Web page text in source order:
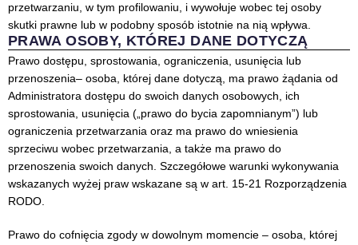
przetwarzaniu, w tym profilowaniu, i wywołuje wobec tej osoby
skutki prawne lub w podobny sposób istotnie na nią wpływa.
PRAWA OSOBY, KTÓREJ DANE DOTYCZĄ
Prawo dostępu, sprostowania, ograniczenia, usunięcia lub
przenoszenia– osoba, której dane dotyczą, ma prawo żądania od
Administratora dostępu do swoich danych osobowych, ich
sprostowania, usunięcia („prawo do bycia zapomnianym”) lub
ograniczenia przetwarzania oraz ma prawo do wniesienia
sprzeciwu wobec przetwarzania, a także ma prawo do
przenoszenia swoich danych. Szczegółowe warunki wykonywania
wskazanych wyżej praw wskazane są w art. 15-21 Rozporządzenia
RODO.
Prawo do cofnięcia zgody w dowolnym momencie – osoba, której